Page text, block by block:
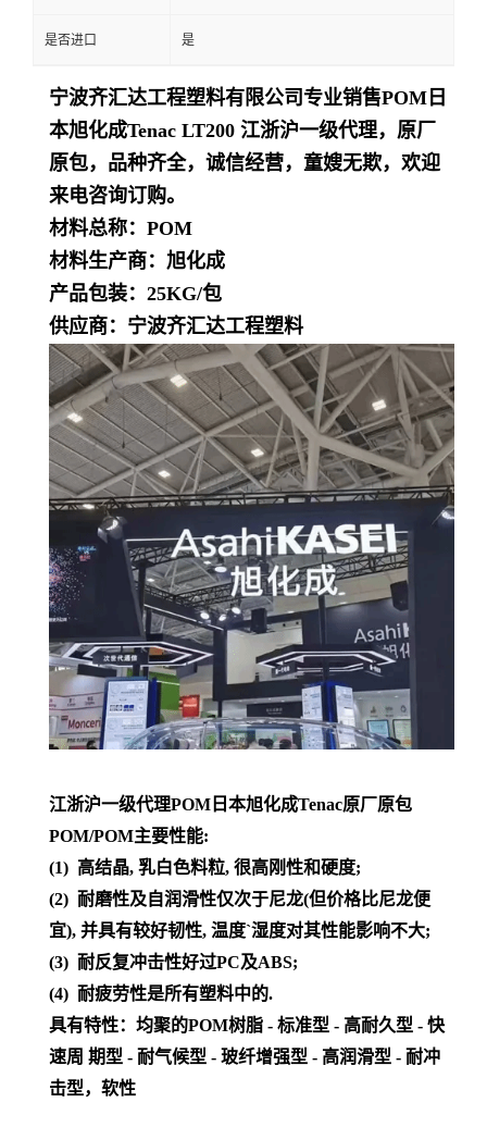
是否进口 是
宁波齐汇达工程塑料有限公司专业销售POM日
本旭化成Tenac LT200 江浙沪一级代理，原厂
原包，品种齐全，诚信经营，童嫂无欺，欢迎
来电咨询订购。
材料总称：POM
材料生产商：旭化成
产品包装：25KG/包
供应商：宁波齐汇达工程塑料
江浙沪一级代理POM日本旭化成Tenac原厂原包
POM/POM主要性能:
(1) 高结晶, 乳白色料粒, 很高刚性和硬度;
(2) 耐磨性及自润滑性仅次于尼龙(但价格比尼龙便
宜), 并具有较好韧性, 温度`湿度对其性能影响不大;
(3) 耐反复冲击性好过PC及ABS;
(4) 耐疲劳性是所有塑料中的.
具有特性：均聚的POM树脂 - 标准型 - 高耐久型 - 快
速周 期型 - 耐气候型 - 玻纤增强型 - 高润滑型 - 耐冲
击型，软性